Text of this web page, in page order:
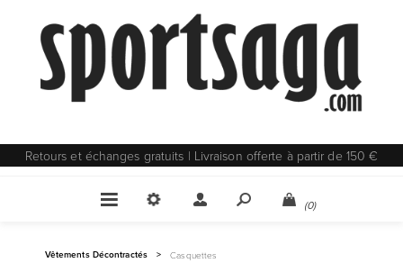
Retours et échanges gratuits | Livraison offerte à partir de 150 €
(0)
Vêtements Décontractés > Casquettes